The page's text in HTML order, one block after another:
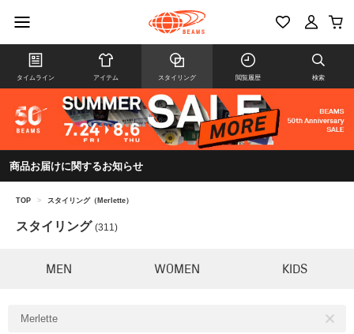
タイムライン アイテム スタイリング 閲覧履歴 検索
商品お届けに関するお知らせ
TOP > スタイリング（Merlette）
スタイリング (311)
MEN WOMEN KIDS
Merlette